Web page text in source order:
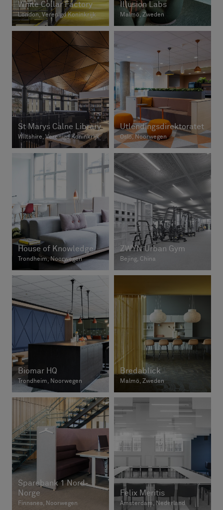
White Collar Factory
London, Verenigd Koninkrijk
Illusion Labs
Malmö, Zweden
St Marys Calne Library
Wiltshire, Verenigd Koninkrijk
Utlendingsdirektoratet
Oslo, Noorwegen
House of Knowledge
Trondheim, Noorwegen
ZWYN Urban Gym
Bejing, China
Biomar HQ
Trondheim, Noorwegen
Bredablick
Malmö, Zweden
Sparebank 1 Nord-
Norge
Finnsnes, Noorwegen
Felix Meritis
Amsterdam, Nederland